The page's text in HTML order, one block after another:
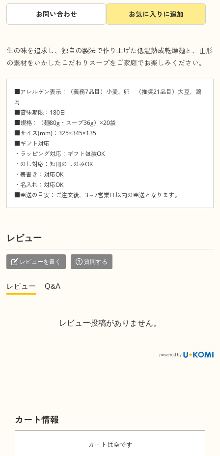
お問い合わせ お気に入りに追加
生の味を追求し、独自の製法で作り上げた低温熟成乾燥麺と、山形
の素材をいかしたこだわりスープをご家庭でお楽しみください。
■アレルゲン表示：（義務7品目）小麦、卵 （推奨21品目）大豆、鶏
肉
■賞味期限：180日
■規格：（麺80g・スープ36g）×20袋
■サイズ(mm)：325×345×135
■ギフト対応
・ラッピング対応：ギフト包装OK
・のし対応：短冊のしのみOK
・表書き：対応OK
・名入れ：対応OK
■発送の目安：ご注文後、3～7営業日以内の発送となります。
レビュー
レビューを書く 質問する
レビュー Q&A
レビュー投稿がありません。
カート情報
カートは空です